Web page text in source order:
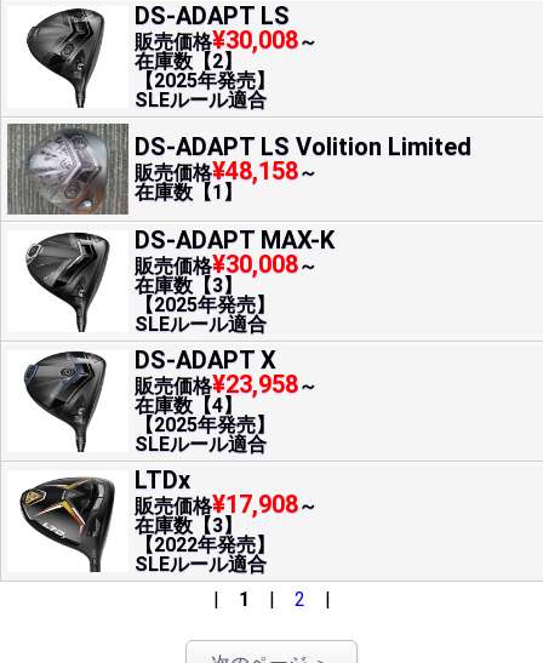
DS-ADAPT LS
販売価格¥30,008～
在庫数【2】
【2025年発売】
SLEルール適合
DS-ADAPT LS Volition Limited
販売価格¥48,158～
在庫数【1】
DS-ADAPT MAX-K
販売価格¥30,008～
在庫数【3】
【2025年発売】
SLEルール適合
DS-ADAPT X
販売価格¥23,958～
在庫数【4】
【2025年発売】
SLEルール適合
LTDx
販売価格¥17,908～
在庫数【3】
【2022年発売】
SLEルール適合
| 1 | 2 |